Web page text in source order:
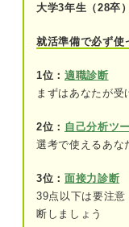
る4つの
③
④
将来像を
大学3年生（28卒
就活準備で必ず使
1位： 適職診断
まずはあなたが
2位： 自己分析ツ
選考で使えるあな
3位： 面接力診断
39点以下は要注
断しましょう